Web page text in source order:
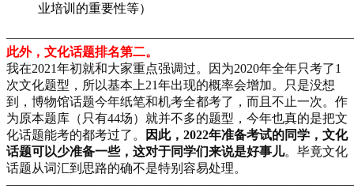
业培训的重要性等）
此外，文化话题排名第二。
我在2021年初就和大家重点强调过。因为2020年全年只考了1
次文化题型，所以基本上21年出现的概率会增加。只是没想
到，博物馆话题今年纸笔和机考全都考了，而且不止一次。作
为原本题库（只有44场）就并不多的题型，今年也真的是把文
化话题能考的都考过了。
因此，2022年准备考试的同学，文化
话题可以少准备一些，这对于同学们来说是好事儿。毕竟文化
话题从词汇到思路的确不是特别容易处理。